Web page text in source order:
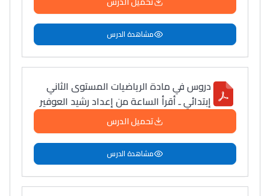
مشاهدة الدرس
دروس في مادة الرياضيات المستوى الثاني
إبتدائي ـ أقرأ الساعة من إعداد رشيد العوفير
تحميل الدرس
مشاهدة الدرس